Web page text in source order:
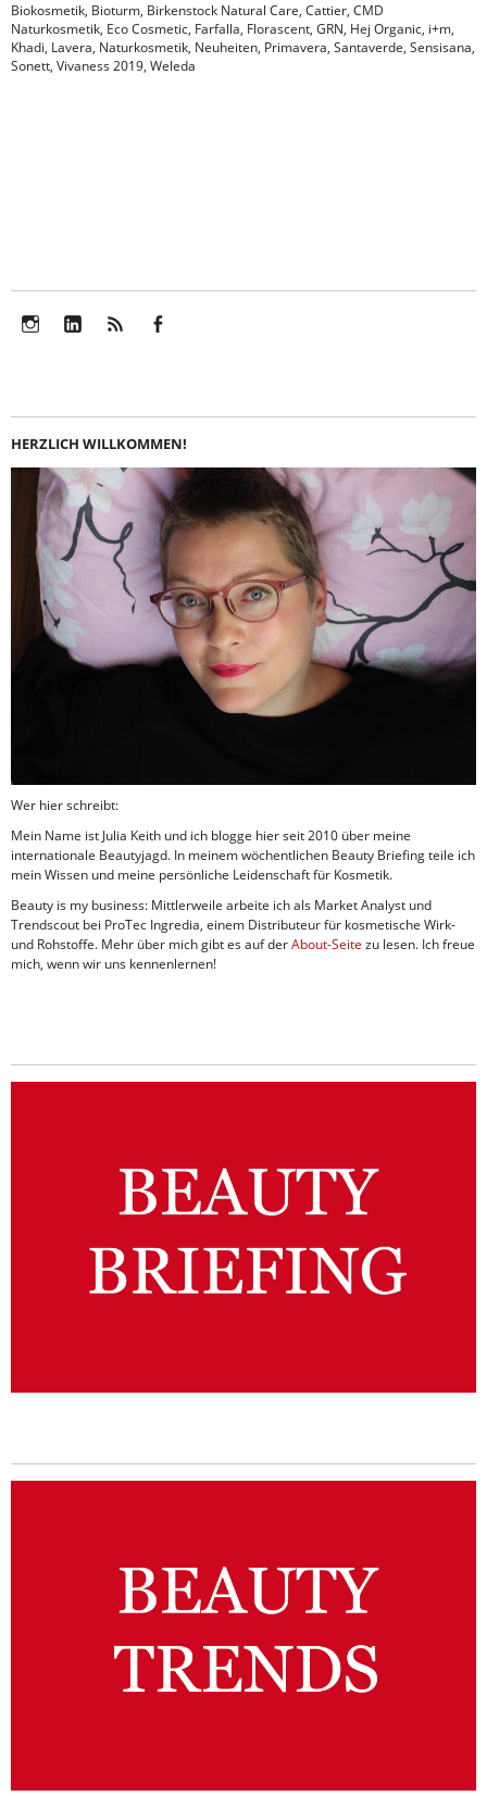
Biokosmetik, Bioturm, Birkenstock Natural Care, Cattier, CMD
Naturkosmetik, Eco Cosmetic, Farfalla, Florascent, GRN, Hej Organic, i+m,
Khadi, Lavera, Naturkosmetik, Neuheiten, Primavera, Santaverde, Sensisana,
Sonett, Vivaness 2019, Weleda
HERZLICH WILLKOMMEN!
Wer hier schreibt:
Mein Name ist Julia Keith und ich blogge hier seit 2010 über meine
internationale Beautyjagd. In meinem wöchentlichen Beauty Briefing teile ich
mein Wissen und meine persönliche Leidenschaft für Kosmetik.
Beauty is my business: Mittlerweile arbeite ich als Market Analyst und
Trendscout bei ProTec Ingredia, einem Distributeur für kosmetische Wirk-
und Rohstoffe. Mehr über mich gibt es auf derAbout-Seite zu lesen. Ich freue
mich, wenn wir uns kennenlernen!